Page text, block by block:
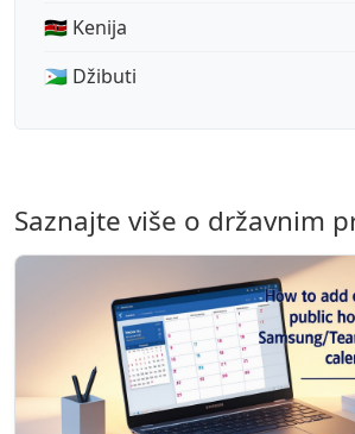
🇰🇪 Kenija
🇩🇯 Džibuti
Saznajte više o državnim